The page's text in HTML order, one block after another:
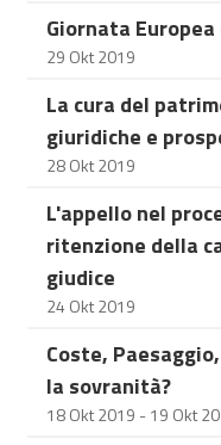
Giornata
29 Okt 2019
La cura del
giuridiche e
28 Okt 2019
L'appello nel
ritenzione della
giudice
24 Okt 2019
Coste,
la sovranità?
18 Okt 2019 - 19 Okt